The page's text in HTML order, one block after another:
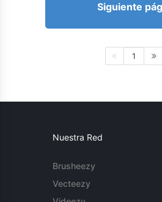
Siguiente
1
Nuestra Red
Brusheezy
Vecteezy